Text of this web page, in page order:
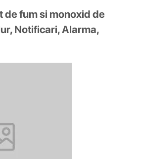
de fum si monoxid de
Notificari, Alarma,